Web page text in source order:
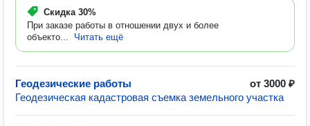
Скидка 30%
При заказе работы в отношении двух и более
объекто...
Читать ещё
Геодезические работы
от 3000 ₽
Геодезическая кадастровая съемка земельного участка